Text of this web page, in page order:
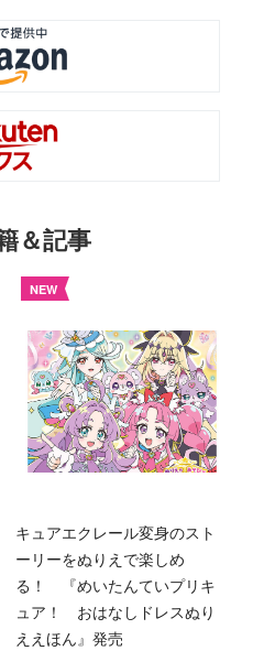
＆記事
NEW
キュアエクレール変身のスト
ーリーをぬりえで楽しめ
る！ 『めいたんていプリキ
ュア！ おはなしドレスぬり
ええほん』発売